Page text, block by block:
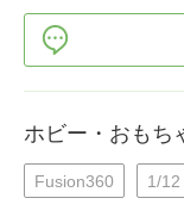
ホビー・おもち
Fusion360 1/12